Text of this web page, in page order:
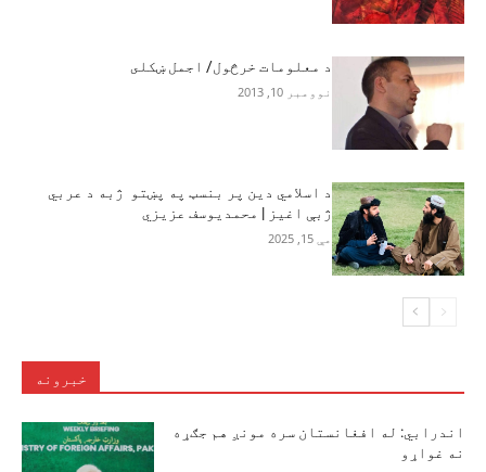
د معلومات خرڅول/ اجمل ښکلى
نوومبر 10, 2013
د اسلامي دین پر بنسټ په پښتو ژبه د عربي
ژبې اغیز | محمدیوسف عزیزي
مې 15, 2025
خبرونه
اندرابي: له افغانستان سره مونږ هم جګړه
نه غواړو